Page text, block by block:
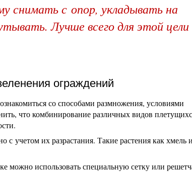
снимать с опор, укладывать на
Лучше всего для этой цели
ограждений
со способами размножения, условиями
что комбинирование различных видов
учетом их разрастания. Такие растения как хмель
можно использовать специальную сетку или